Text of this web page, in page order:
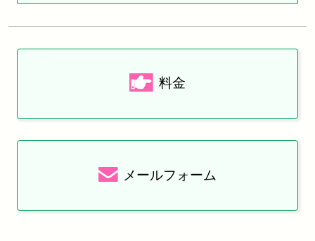
料金
メールフォーム